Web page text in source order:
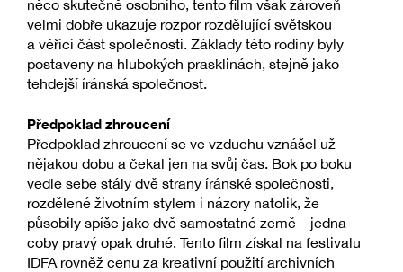
něco skutečně osobního, tento film však zároveň
velmi dobře ukazuje rozpor rozdělující světskou
a věřící část společnosti. Základy této rodiny byly
postaveny na hlubokých prasklinách, stejně jako
tehdejší íránská společnost.
Předpoklad zhroucení
Předpoklad zhroucení se ve vzduchu vznášel už
nějakou dobu a čekal jen na svůj čas. Bok po boku
vedle sebe stály dvě strany íránské společnosti,
rozdělené životním stylem i názory natolik, že
působily spíše jako dvě samostatné země – jedna
coby pravý opak druhé. Tento film získal na festivalu
IDFA rovněž cenu za kreativní použití archivních